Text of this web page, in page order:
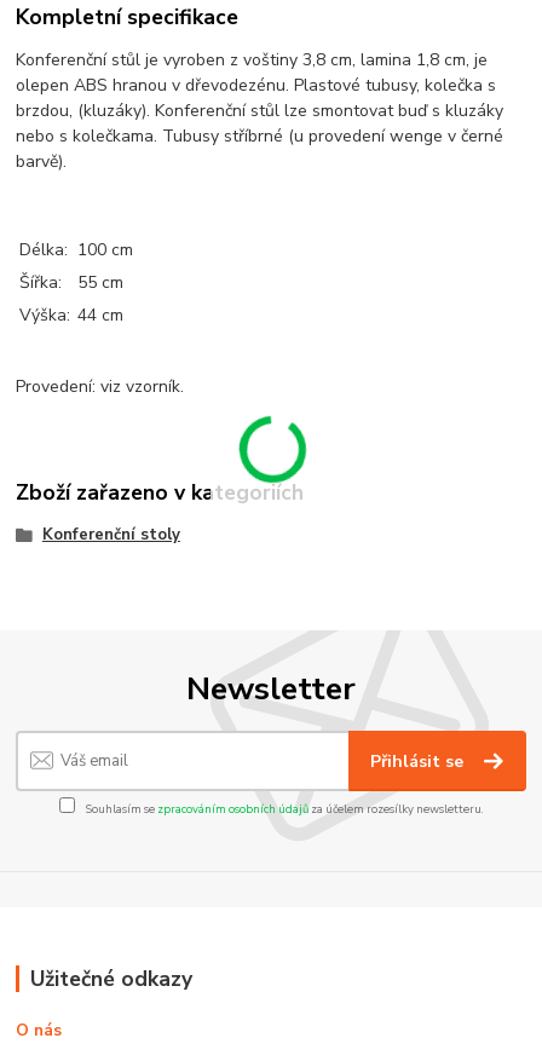
Kompletní specifikace
Konferenční stůl je vyroben z voštiny 3,8 cm, lamina 1,8 cm, je
olepen ABS hranou v dřevodezénu. Plastové tubusy, kolečka s
brzdou, (kluzáky). Konferenční stůl lze smontovat buď s kluzáky
nebo s kolečkama. Tubusy stříbrné (u provedení wenge v černé
barvě).
Délka: 100 cm
Šířka:
55 cm
Výška: 44 cm
Provedení: viz vzorník.
Zboží zařazeno v kategoriích
Konferenční stoly
Newsletter
Přihlásit se
Souhlasím se zpracováním osobních údajůza účelem rozesílky newsletteru.
Užitečné odkazy
O nás